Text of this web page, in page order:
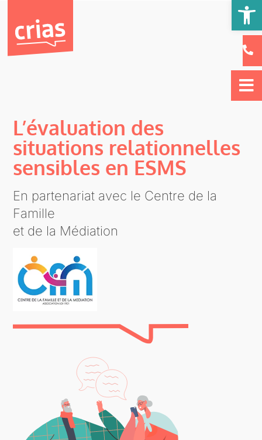
L’évaluation des
situations relationnelles
sensibles en ESMS
En partenariat avec le Centre de la
Famille
et de la Médiation